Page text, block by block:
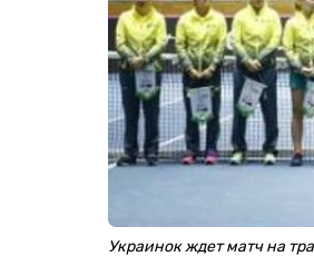
Украинок ждет матч на